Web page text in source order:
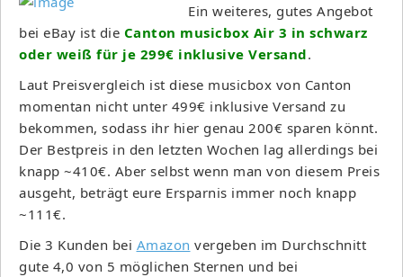
Ein weiteres, gutes Angebot
bei eBay ist die Canton musicbox Air 3 in schwarz
oder weiß für je 299€ inklusive Versand.
Laut Preisvergleich ist diese musicbox von Canton
momentan nicht unter 499€ inklusive Versand zu
bekommen, sodass ihr hier genau 200€ sparen könnt.
Der Bestpreis in den letzten Wochen lag allerdings bei
knapp ~410€. Aber selbst wenn man von diesem Preis
ausgeht, beträgt eure Ersparnis immer noch knapp
~111€.
Die 3 Kunden bei Amazon vergeben im Durchschnitt
gute 4,0 von 5 möglichen Sternen und bei